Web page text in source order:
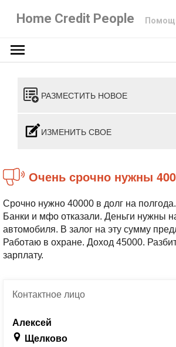
Home Credit People
РАЗМЕСТИТЬ НОВОЕ
ИЗМЕНИТЬ СВОЕ
Очень срочно нужны
Срочно нужно 40000 в долг на
Банки и мфо отказали. Деньги нужны
автомобиля. В залог на эту сумму
Работаю в охране. Доход 45000.
зарплату.
Контактноелицо
Алексей
Щелково